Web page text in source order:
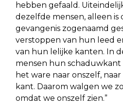
hebben gefaald.
dezelfde mensen, alleen
gevangenis zogenaamd
verstoppen van hun leed
van hun lelijke kanten. In
mensen hun schaduwkant
het ware naar onszelf,
kant. Daarom walgen we
omdat we onszelf zien.”